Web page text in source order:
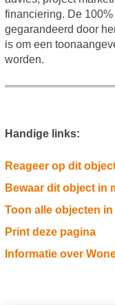
financiering. De
gegarandeerd door
is om een
worden.
Handige links:
Reageer op dit
Bewaar dit object in
Toon alle objecten
Print deze pagina
Informatie over